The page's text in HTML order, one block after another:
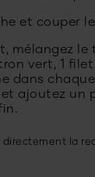
et couper
mélangez le
vert, 1 filet
dans chaque
ajoutez un
directement la